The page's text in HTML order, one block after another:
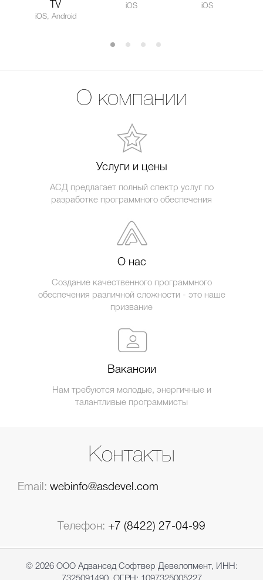
TV
iOS, Android
iOS iOS
О компании
Услуги и цены
АСД предлагает полный спектр услуг по
разработке программного обеспечения
О нас
Создание качественного программного
обеспечения различной сложности - это наше
призвание
Вакансии
Нам требуются молодые, энергичные и
талантливые программисты
Контакты
Email: webinfo@asdevel.com
Телефон: +7 (8422) 27-04-99
© 2026 ООО Адвансед Софтвер Девелопмент, ИНН: